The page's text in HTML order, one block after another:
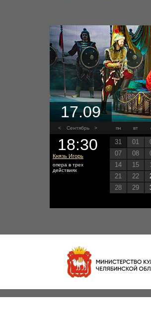
< Сентябрь > пн вт
31 01
07
08
14
15
21
22
28
29
17.09
18:30
Князь Игорь
опера в трех
действиях